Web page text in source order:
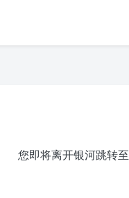
您即将离开银河跳转至